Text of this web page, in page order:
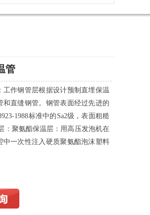
管
作钢管层根据设计预制直埋保温
直缝钢管。钢管表面经过先进的
1988标准中的Sa2级，表面粗糙
：聚氨酯保温层：用高压发泡机在
一次性注入硬质聚氨酯泡沫塑料